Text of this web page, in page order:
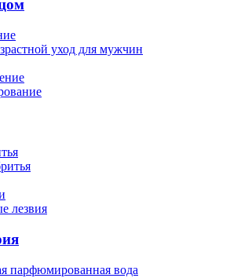
уход для мужчин
лезвия
парфюмированная вода